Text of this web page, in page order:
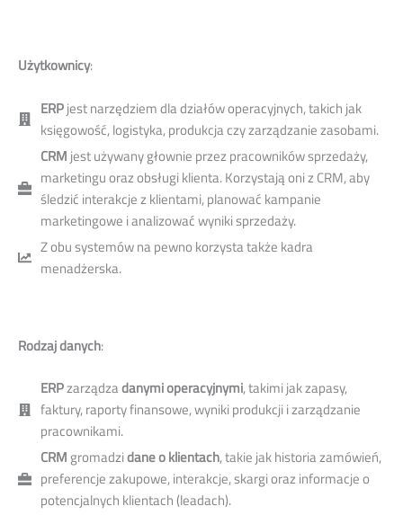
Użytkownicy:
ERPjest narzędziem dla działów operacyjnych, takich jak
księgowość, logistyka, produkcja czy zarządzanie zasobami.
CRM jest używany głownie przez pracowników sprzedaży,
marketingu oraz obsługi klienta. Korzystają oni z CRM, aby
śledzić interakcje z klientami, planować kampanie
marketingowe i analizować wyniki sprzedaży.
Z obu systemów na pewno korzysta także kadra
menadżerska.
Rodzaj danych:
ERPzarządzadanymi operacyjnymi, takimi jak zapasy,
faktury, raporty finansowe, wyniki produkcji i zarządzanie
pracownikami.
CRM gromadzidane o klientach, takie jak historia zamówień,
preferencje zakupowe, interakcje, skargi oraz informacje o
potencjalnych klientach (leadach).